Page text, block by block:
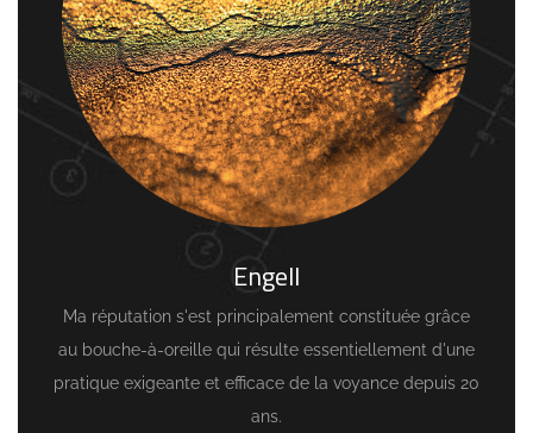
Engell
Ma réputation s'est principalement constituée grâce
au bouche-à-oreille qui résulte essentiellement d'une
pratique exigeante et efficace de la voyance depuis 20
ans.